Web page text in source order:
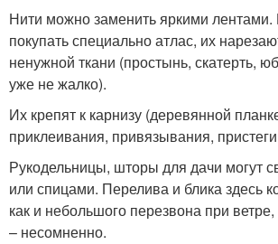
Нити можно заменить яркими лентами.
покупать специально атлас, их
ненужной ткани (простынь, скатерть,
уже не жалко).
Их крепят к карнизу (деревянной
приклеивания, привязывания,
Рукодельницы, шторы для дачи могут
или спицами. Перелива и блика здесь
как и небольшого перезвона при
– несомненно.